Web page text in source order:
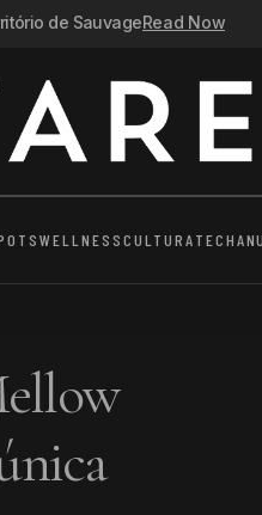
de SauvageRead Now
WELLNESSCULTURATECH